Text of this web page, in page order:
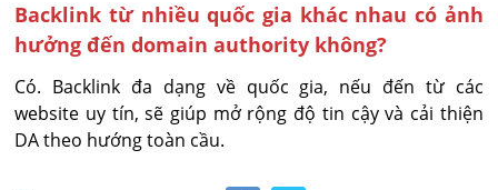
Backlink từ nhiều quốc gia khác nhau có ảnh
hưởng đến domain authority không?
Có. Backlink đa dạng về quốc gia, nếu đến từ các
website uy tín, sẽ giúp mở rộng độ tin cậy và cải thiện
DA theo hướng toàn cầu.